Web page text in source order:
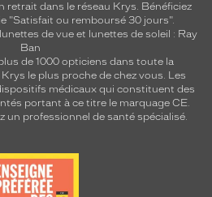
retrait dans le réseau Krys. Bénéficiez
"Satisfait ou remboursé 30 jours".
de vue et lunettes de soleil : Ray
Ban
de 1000 opticiens dans toute la
Krys le plus proche de chez vous. Les
médicaux qui constituent des
portant à ce titre le marquage CE.
un professionnel de santé spécialisé.